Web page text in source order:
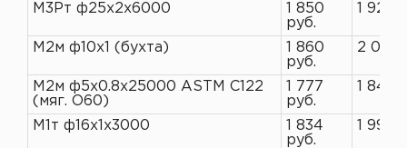
М3Рт ф25х2х6000
1 850
руб.
1 927
М2м ф10х1 (бухта)
1 860
руб.
2 021
М2м ф5х0.8х25000 ASTM C122
(мяг. O60)
1 777
руб.
1 845
М1т ф16х1х3000
1 834
руб.
1 993